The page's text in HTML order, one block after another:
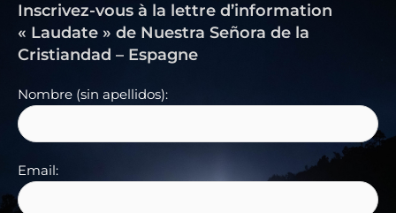
Inscrivez-vous à la lettre d’information
« Laudate » de Nuestra Señora de la
Cristiandad – Espagne
Nombre (sin apellidos):
Email: